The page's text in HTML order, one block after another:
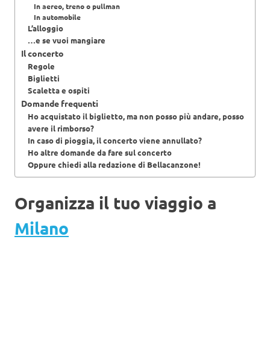
In aereo, treno o pullman
In automobile
L’alloggio
…e se vuoi mangiare
Il concerto
Regole
Biglietti
Scaletta e ospiti
Domande frequenti
Ho acquistato il biglietto, ma non posso più andare, posso
avere il rimborso?
In caso di pioggia, il concerto viene annullato?
Ho altre domande da fare sul concerto
Oppure chiedi alla redazione di Bellacanzone!
Organizza il tuo viaggio a
Milano